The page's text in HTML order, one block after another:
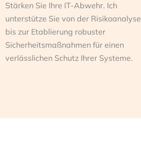
Stärken Sie Ihre IT-Abwehr. Ich
unterstütze Sie von der Risikoanalyse
bis zur Etablierung robuster
Sicherheitsmaßnahmen für einen
verlässlichen Schutz Ihrer Systeme.